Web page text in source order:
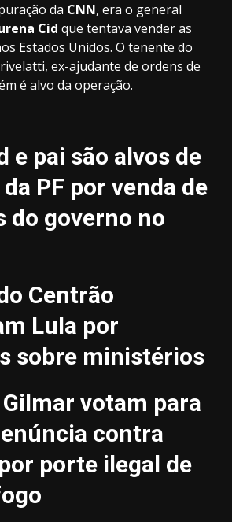
da CNN, era o general
Cid que tentava vender as
Estados Unidos. O tenente do
ex-ajudante de ordens de
é alvo da operação.
e pai são alvos de
PF por venda de
do governo no
Centrão
Lula por
sobre ministérios
votam para
contra
porte ilegal de